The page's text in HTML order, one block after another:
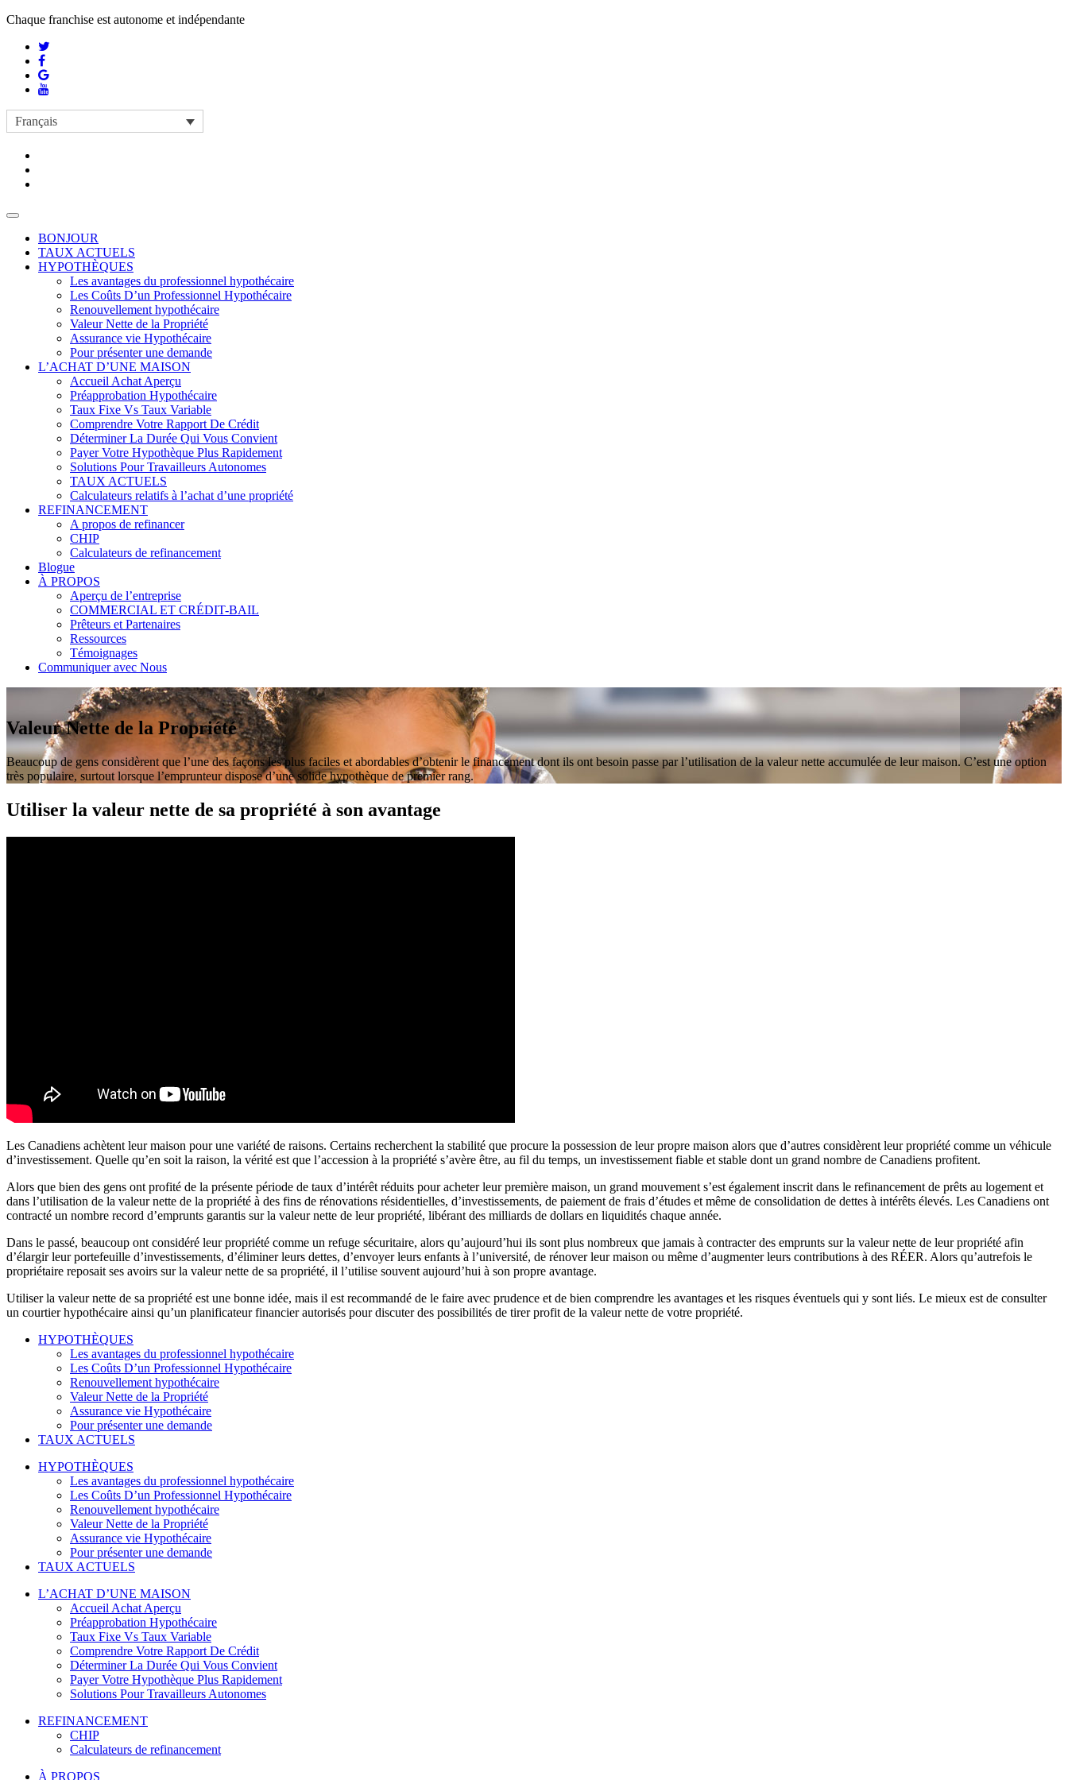
Chaque franchise est autonome et indépendante
Français
BONJOUR
TAUX ACTUELS
HYPOTHÈQUES
Les avantages du professionnel hypothécaire
Les Coûts D’un Professionnel Hypothécaire
Renouvellement hypothécaire
Valeur Nette de la Propriété
Assurance vie Hypothécaire
Pour présenter une demande
L’ACHAT D’UNE MAISON
Accueil Achat Aperçu
Préapprobation Hypothécaire
Taux Fixe Vs Taux Variable
Comprendre Votre Rapport De Crédit
Déterminer La Durée Qui Vous Convient
Payer Votre Hypothèque Plus Rapidement
Solutions Pour Travailleurs Autonomes
TAUX ACTUELS
Calculateurs relatifs à l’achat d’une propriété
REFINANCEMENT
A propos de refinancer
CHIP
Calculateurs de refinancement
Blogue
À PROPOS
Aperçu de l’entreprise
COMMERCIAL ET CRÉDIT-BAIL
Prêteurs et Partenaires
Ressources
Témoignages
Communiquer avec Nous
Valeur Nette de la Propriété
Beaucoup de gens considèrent que l’une des façons les plus faciles et abordables d’obtenir le financement dont ils ont besoin passe par l’utilisation de la valeur nette accumulée de leur maison. C’est une option
très populaire, surtout lorsque l’emprunteur dispose d’une solide hypothèque de premier rang.
Utiliser la valeur nette de sa propriété à son avantage
Les Canadiens achètent leur maison pour une variété de raisons. Certains recherchent la stabilité que procure la possession de leur propre maison alors que d’autres considèrent leur propriété comme un véhicule
d’investissement. Quelle qu’en soit la raison, la vérité est que l’accession à la propriété s’avère être, au fil du temps, un investissement fiable et stable dont un grand nombre de Canadiens profitent.
Alors que bien des gens ont profité de la présente période de taux d’intérêt réduits pour acheter leur première maison, un grand mouvement s’est également inscrit dans le refinancement de prêts au logement et
dans l’utilisation de la valeur nette de la propriété à des fins de rénovations résidentielles, d’investissements, de paiement de frais d’études et même de consolidation de dettes à intérêts élevés. Les Canadiens ont
contracté un nombre record d’emprunts garantis sur la valeur nette de leur propriété, libérant des milliards de dollars en liquidités chaque année.
Dans le passé, beaucoup ont considéré leur propriété comme un refuge sécuritaire, alors qu’aujourd’hui ils sont plus nombreux que jamais à contracter des emprunts sur la valeur nette de leur propriété afin
d’élargir leur portefeuille d’investissements, d’éliminer leurs dettes, d’envoyer leurs enfants à l’université, de rénover leur maison ou même d’augmenter leurs contributions à des RÉER. Alors qu’autrefois le
propriétaire reposait ses avoirs sur la valeur nette de sa propriété, il l’utilise souvent aujourd’hui à son propre avantage.
Utiliser la valeur nette de sa propriété est une bonne idée, mais il est recommandé de le faire avec prudence et de bien comprendre les avantages et les risques éventuels qui y sont liés. Le mieux est de consulter
un courtier hypothécaire ainsi qu’un planificateur financier autorisés pour discuter des possibilités de tirer profit de la valeur nette de votre propriété.
HYPOTHÈQUES
Les avantages du professionnel hypothécaire
Les Coûts D’un Professionnel Hypothécaire
Renouvellement hypothécaire
Valeur Nette de la Propriété
Assurance vie Hypothécaire
Pour présenter une demande
TAUX ACTUELS
HYPOTHÈQUES
Les avantages du professionnel hypothécaire
Les Coûts D’un Professionnel Hypothécaire
Renouvellement hypothécaire
Valeur Nette de la Propriété
Assurance vie Hypothécaire
Pour présenter une demande
TAUX ACTUELS
L’ACHAT D’UNE MAISON
Accueil Achat Aperçu
Préapprobation Hypothécaire
Taux Fixe Vs Taux Variable
Comprendre Votre Rapport De Crédit
Déterminer La Durée Qui Vous Convient
Payer Votre Hypothèque Plus Rapidement
Solutions Pour Travailleurs Autonomes
REFINANCEMENT
CHIP
Calculateurs de refinancement
À PROPOS